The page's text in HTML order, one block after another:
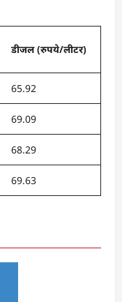
डीजल (रुपये/लीटर)
65.92
69.09
68.29
69.63